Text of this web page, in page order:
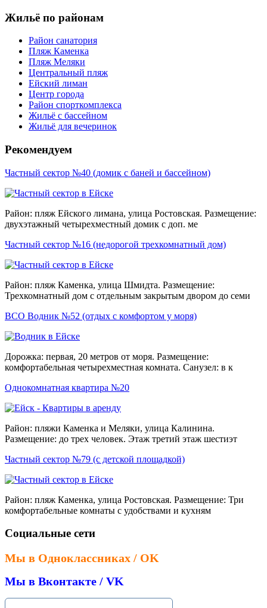
Жильё по районам
Район санатория
Пляж Каменка
Пляж Меляки
Центральный пляж
Ейский лиман
Центр города
Район спорткомплекса
Жильё с бассейном
Жильё для вечеринок
Рекомендуем
Частный сектор №40 (домик с баней и бассейном)
Район: пляж Ейского лимана, улица Ростовская. Размещение:
двухэтажный четырехместный домик с доп. ме
Частный сектор №16 (недорогой трехкомнатный дом)
Район: пляж Каменка, улица Шмидта. Размещение:
Трехкомнатный дом с отдельным закрытым двором до семи
ВСО Водник №52 (отдых с комфортом у моря)
Дорожка: первая, 20 метров от моря. Размещение:
комфортабельная четырехместная комната. Санузел: в к
Однокомнатная квартира №20
Район: пляжи Каменка и Меляки, улица Калинина.
Размещение: до трех человек. Этаж третий этаж шестиэт
Частный сектор №79 (с детской площадкой)
Район: пляж Каменка, улица Ростовская. Размещение: Три
комфортабельные комнаты с удобствами и кухням
Социальные сети
Мы в Одноклассниках / OK
Мы в Вконтакте / VK